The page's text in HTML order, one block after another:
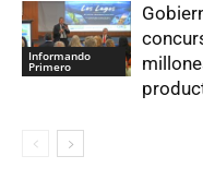
Informando
Primero